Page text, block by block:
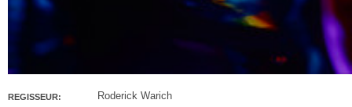
REGISSEUR: Roderick Warich